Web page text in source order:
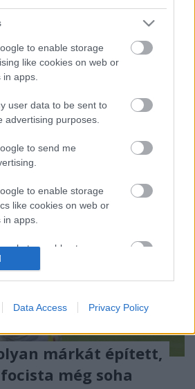
to enable storage
like cookies on web or
apps.
user data to be sent to
advertising purposes.
to send me
to enable storage
like cookies on web or
apps.
to enable storage
of the website or app.
to enable storage
including authentication
prevention, and other
Data Access Privacy Policy
kakaó és gyanta füst.
hogy egy-egy
alapköveiként szolgálhatnak,
ez a Dorko, a Cserpes
Szépítő Füvek esetében. A
márkát épített,
még soha